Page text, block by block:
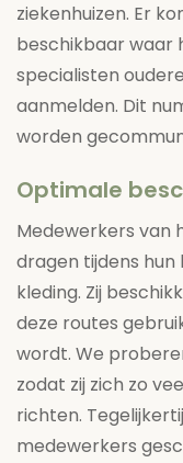
ziekenhuizen. Er
beschikbaar waar
specialisten
aanmelden. Dit
worden
Optimale
Medewerkers van
dragen tijdens
kleding. Zij
deze routes
wordt. We
zodat zij zich zo
richten.
medewerkers